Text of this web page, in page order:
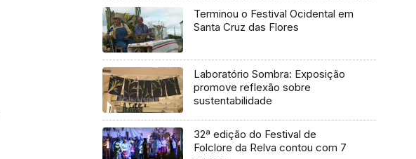
Terminou o Festival Ocidental em
Santa Cruz das Flores
Laboratório Sombra: Exposição
promove reflexão sobre
sustentabilidade
32ª edição do Festival de
Folclore da Relva contou com 7